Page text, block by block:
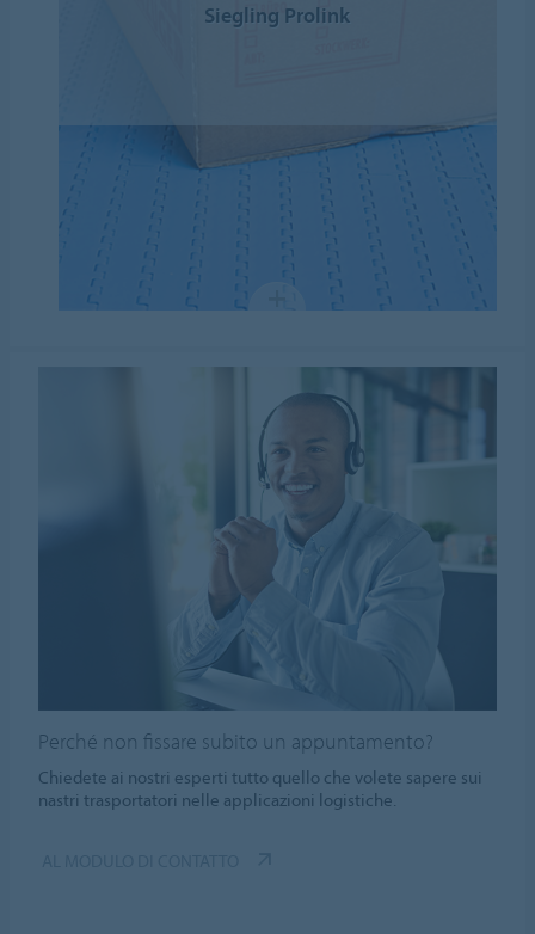
Siegling Prolink
Perché non fissare subito un appuntamento?
Chiedete ai nostri esperti tutto quello che volete sapere sui
nastri trasportatori nelle applicazioni logistiche.